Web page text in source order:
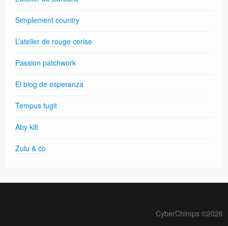
Simplement country
L’atelier de rouge cerise
Passion patchwork
El blog de esperanza
Tempus fugit
Aby kilt
Zulu & co
CyberChimps ©2026